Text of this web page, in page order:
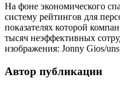
На фоне экономического
систему рейтингов для
показателях которой
тысяч неэффективных
изображения: Jonny Gios/
Автор публикации